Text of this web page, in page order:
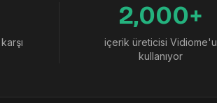
2,000+
içerik üreticisi Vidiome'u
kullanıyor